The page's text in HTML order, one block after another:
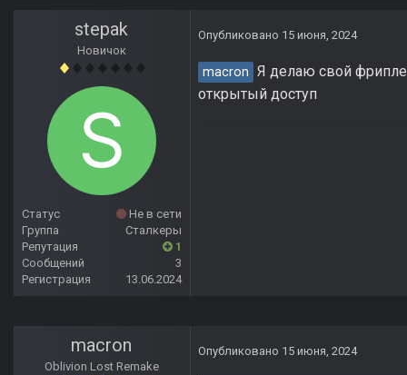
stepak
Новичок
Статус
Не в сети
Группа
Сталкеры
Репутация
1
Сообщений
3
Регистрация
13.06.2024
Опубликовано 15 июня, 2024
macron Я делаю свой
открытый доступ
macron
Oblivion Lost Remake
Опубликовано 15 июня, 2024